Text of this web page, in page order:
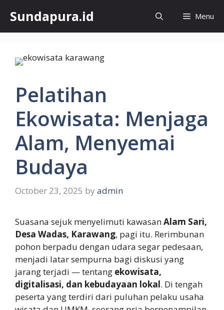
content
Sundapura.id Menu
Pelatihan
Ekowisata: Menjaga
Alam, Menyemai
Budaya
October 23, 2025 by admin
Suasana sejuk menyelimuti kawasanAlam Sari,
Desa Wadas, Karawang, pagi itu. Rerimbunan
pohon berpadu dengan udara segar pedesaan,
menjadi latar sempurna bagi diskusi yang
jarang terjadi — tentang ekowisata,
digitalisasi, dan kebudayaan lokal. Di tengah
peserta yang terdiri dari puluhan pelaku usaha